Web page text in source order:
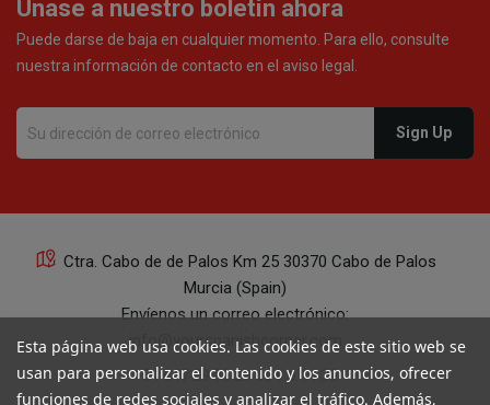
Únase a nuestro boletín ahora
Puede darse de baja en cualquier momento. Para ello, consulte
nuestra información de contacto en el aviso legal.
Ctra. Cabo de de Palos Km 25 30370 Cabo de Palos
Murcia (Spain)
Envíenos un correo electrónico:
info@yourspanishcorner.com
+34 647 29 98 21 de 9 a 14:30
Esta página web usa cookies. Las cookies de este sitio web se
usan para personalizar el contenido y los anuncios, ofrecer
funciones de redes sociales y analizar el tráfico. Además,